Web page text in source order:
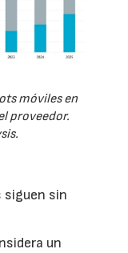
móviles en
proveedor.
sin
un